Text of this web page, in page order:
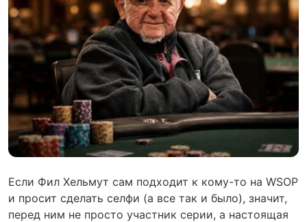
Если Фил Хельмут сам подходит к кому-то на WSOP
и просит сделать селфи (а все так и было), значит,
перед ним не просто участник серии, а настоящая